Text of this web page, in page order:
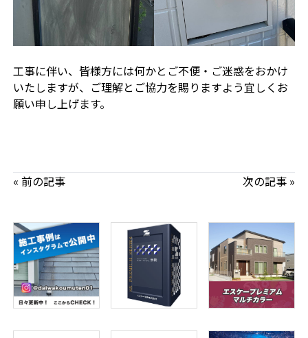
工事に伴い、皆様方には何かとご不便・ご迷惑をおかけ
いたしますが、ご理解とご協力を賜りますよう宜しくお
願い申し上げます。
« 前の記事 次の記事 »